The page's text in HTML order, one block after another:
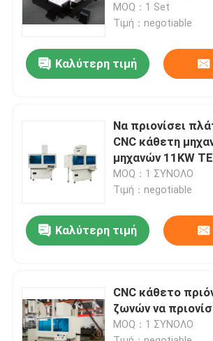
Περίπου εμείς
Γύρος εργοστασίων
Μας ελάτε σε επαφή με
Ζητήστε ένα απόσπασμα
CNC κυκλικό πριόνι
CNC πριόνια ζωνών
κοπής 1000mm
MOQ：1 Set
Τιμή：negotiable
Καλύτερη τιμή
Να πριονίσει
CNC κάθετη
μηχανών 11KW
ζωνών
MOQ：1 ΣΥΝΟΛΟ
Τιμή：negotiable
Καλύτερη τιμή
CNC κάθετο
ζωνών να
MOQ：1 ΣΥΝΟΛΟ